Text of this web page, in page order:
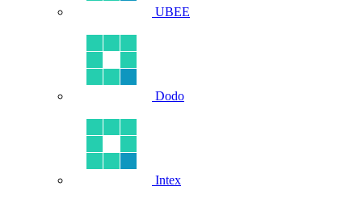
UBEE
Dodo
Intex